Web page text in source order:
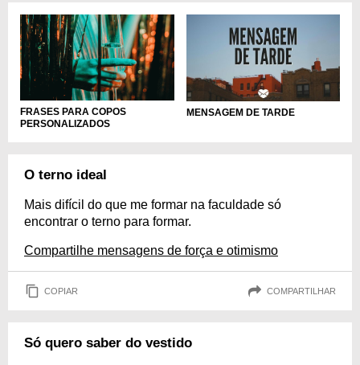
FRASES PARA COPOS
PERSONALIZADOS
MENSAGEM DE TARDE
O terno ideal
Mais difícil do que me formar na faculdade só
encontrar o terno para formar.
Compartilhe mensagens de força e otimismo
COPIAR COMPARTILHAR
Só quero saber do vestido